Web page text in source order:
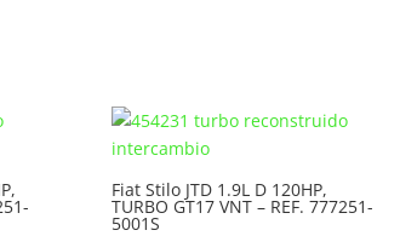
Fiat Stilo JTD 1.9L D 120HP,
TURBO GT17 VNT – REF. 777251-
5001S